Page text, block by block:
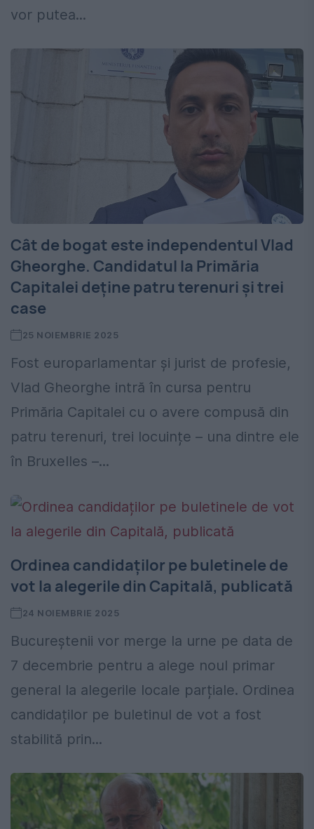
vor putea...
Cât de bogat este independentul Vlad
Gheorghe. Candidatul la Primăria
Capitalei deține patru terenuri și trei
case
25 NOIEMBRIE 2025
Fost europarlamentar și jurist de profesie,
Vlad Gheorghe intră în cursa pentru
Primăria Capitalei cu o avere compusă din
patru terenuri, trei locuințe – una dintre ele
în Bruxelles –...
Ordinea candidaților pe buletinele de
vot la alegerile din Capitală, publicată
24 NOIEMBRIE 2025
Bucureștenii vor merge la urne pe data de
7 decembrie pentru a alege noul primar
general la alegerile locale parțiale. Ordinea
candidaților pe buletinul de vot a fost
stabilită prin...